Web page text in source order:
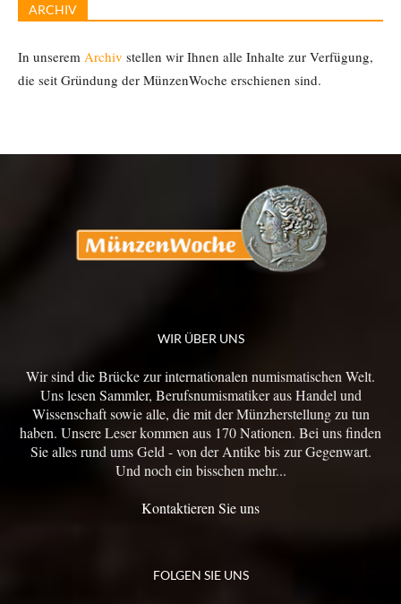
ARCHIV
In unserem Archiv stellen wir Ihnen alle Inhalte zur Verfügung,
die seit Gründung der MünzenWoche erschienen sind.
WIR ÜBER UNS
Wir sind die Brücke zur internationalen numismatischen Welt.
Uns lesen Sammler, Berufsnumismatiker aus Handel und
Wissenschaft sowie alle, die mit der Münzherstellung zu tun
haben. Unsere Leser kommen aus 170 Nationen. Bei uns finden
Sie alles rund ums Geld - von der Antike bis zur Gegenwart.
Und noch ein bisschen mehr...
Kontaktieren Sie uns
FOLGEN SIE UNS